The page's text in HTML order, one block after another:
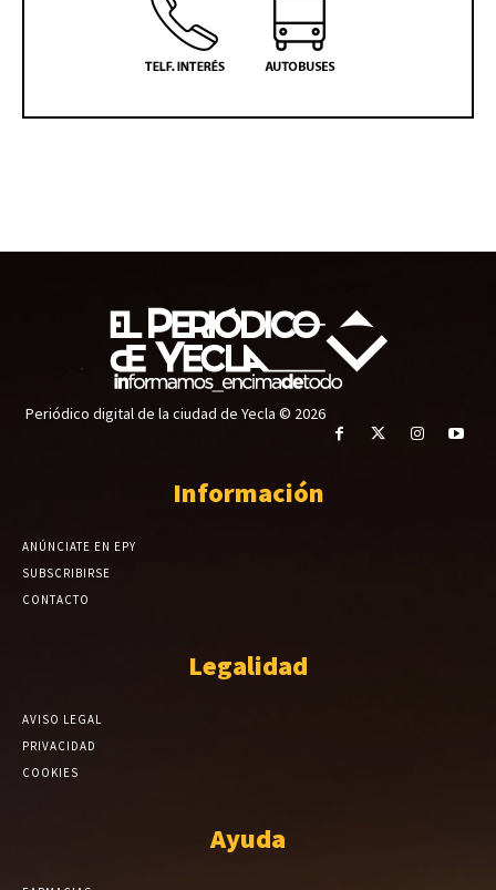
Periódico digital de la ciudad de Yecla © 2026
Información
ANÚNCIATE EN EPY
SUBSCRIBIRSE
CONTACTO
Legalidad
AVISO LEGAL
PRIVACIDAD
COOKIES
Ayuda